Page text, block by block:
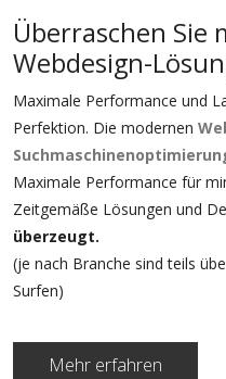
Überraschen Sie
Webdesign-
Maximale Performance und
Perfektion. Die modernen
Maximale Performance für
Zeitgemäße Lösungen und
überzeugt.
(je nach Branche sind teils
Surfen)
Mehr erfahren